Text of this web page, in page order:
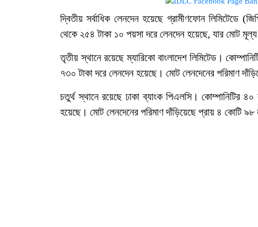
দ্বিতীয় সর্বাধিক লেনদেন হয়েছে গ্রামীণফোন লিমিটেডে
থেকে ২৫৪ টাকা ১০ পয়সা দরে লেনদেন হয়েছে, যার মোট
তৃতীয় স্থানে রয়েছে ম্যারিকো বাংলাদেশ লিমিটেড।
৭৩০ টাকা দরে লেনদেন হয়েছে। মোট লেনদেনের পরিমাণ
চতুর্থ স্থানে রয়েছে ঢাকা ব্যাংক পিএলসি। কোম্পানিটির
হয়েছে। মোট লেনদেনের পরিমাণ দাঁড়িয়েছে প্রায় ৪ কোটি ৯৮